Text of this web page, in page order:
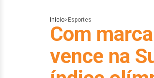
Início> Esportes
Com
vence na